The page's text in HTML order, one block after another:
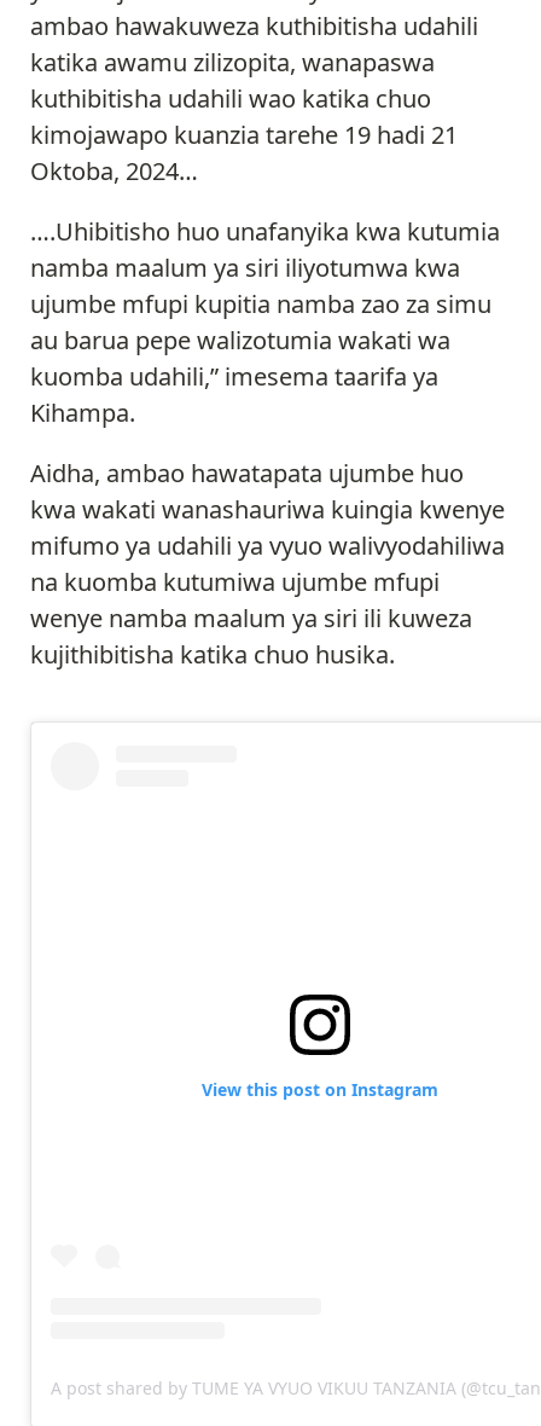
ambao hawakuweza kuthibitisha udahili
katika awamu zilizopita, wanapaswa
kuthibitisha udahili wao katika chuo
kimojawapo kuanzia tarehe 19 hadi 21
Oktoba, 2024…
….Uhibitisho huo unafanyika kwa kutumia
namba maalum ya siri iliyotumwa kwa
ujumbe mfupi kupitia namba zao za simu
au barua pepe walizotumia wakati wa
kuomba udahili,” imesema taarifa ya
Kihampa.
Aidha, ambao hawatapata ujumbe huo
kwa wakati wanashauriwa kuingia kwenye
mifumo ya udahili ya vyuo walivyodahiliwa
na kuomba kutumiwa ujumbe mfupi
wenye namba maalum ya siri ili kuweza
kujithibitisha katika chuo husika.
View this post on Instagram
A post shared by TUME YA VYUO VIKUU TANZANIA